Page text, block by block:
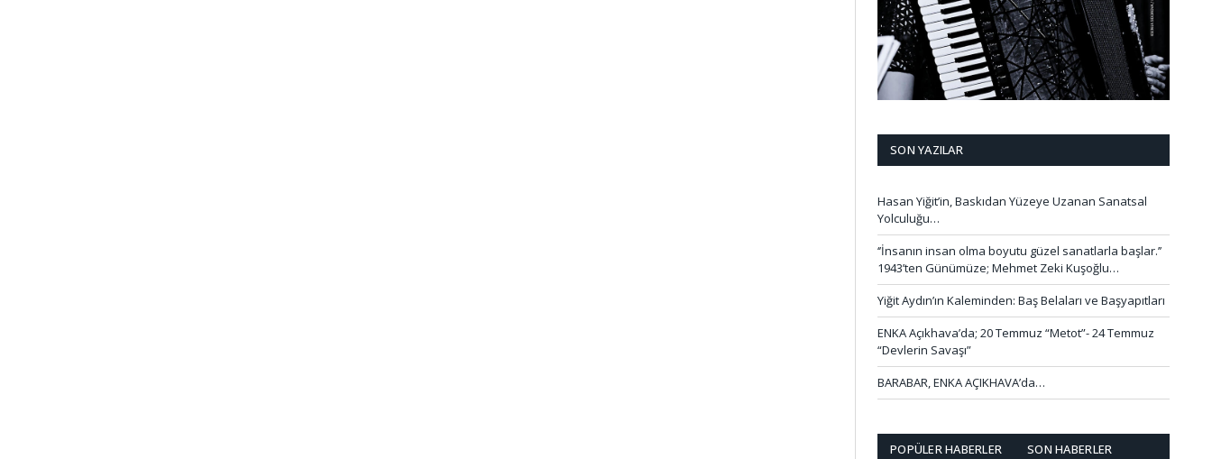
SON YAZILAR
Hasan Yiğit’in, Baskıdan Yüzeye Uzanan Sanatsal
Yolculuğu…
‘’İnsanın insan olma boyutu güzel sanatlarla başlar.’’
1943’ten Günümüze; Mehmet Zeki Kuşoğlu…
Yiğit Aydın’ın Kaleminden: Baş Belaları ve Başyapıtları
ENKA Açıkhava’da; 20 Temmuz “Metot”- 24 Temmuz
“Devlerin Savaşı”
BARABAR, ENKA AÇIKHAVA’da…
POPÜLER HABERLER SON HABERLER